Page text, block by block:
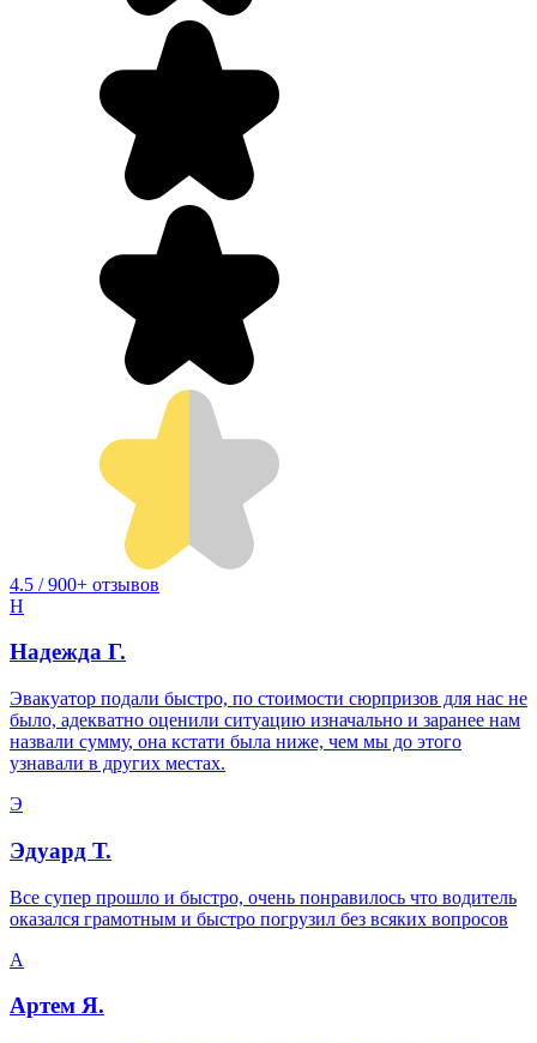
4.5 / 900+ отзывов
Н
Надежда Г.
Эвакуатор подали быстро, по стоимости сюрпризов для нас не
было, адекватно оценили ситуацию изначально и заранее нам
назвали сумму, она кстати была ниже, чем мы до этого
узнавали в других местах.
Э
Эдуард Т.
Все супер прошло и быстро, очень понравилось что водитель
оказался грамотным и быстро погрузил без всяких вопросов
А
Артем Я.